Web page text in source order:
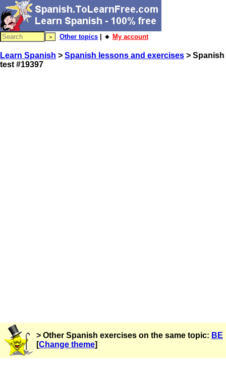
Other topics | 🔸 My account
Learn Spanish > Spanish lessons and exercises > Spanish
test #19397
> Other Spanish exercises on the same topic: BE
[Change theme]